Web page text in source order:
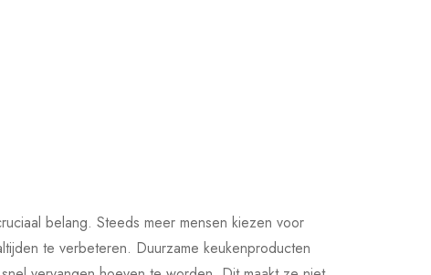
belang. Steeds meer mensen kiezen voor
te verbeteren. Duurzame keukenproducten